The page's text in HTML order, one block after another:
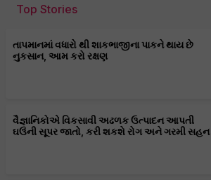
Top Stories
તાપમાનમાં વધારો થી શાકભાજીના પાકને થાય છે
નુકસાન, આમ કરો રક્ષણ
વૈજ્ઞાનિકોએ વિકસાવી અઢળક ઉત્પાદન આપતી
ઘઉંની સૂપર જાતો, કરી શકશે રોગ અને ગરમી સહન